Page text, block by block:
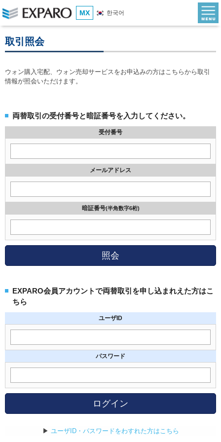
MX 한국어
取引照会
ウォン購入宅配、ウォン売却サービスをお申込みの方はこちらから取引
情報が照会いただけます。
両替取引の受付番号と暗証番号を入力してください。
受付番号
メールアドレス
暗証番号(半角数字6桁)
照会
EXPARO会員アカウントで両替取引を申し込まれえた方はこ
ちら
ユーザID
パスワード
ログイン
▶ ユーザID・パスワードをわすれた方はこちら